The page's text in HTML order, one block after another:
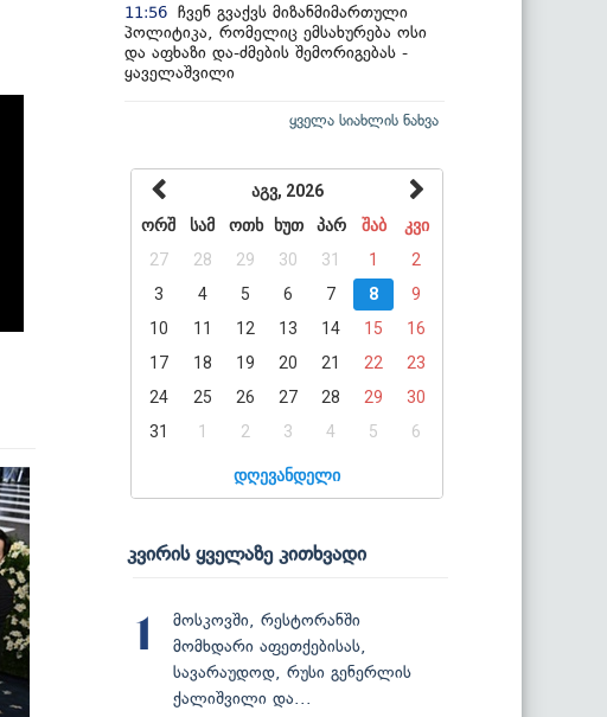
11:56 ჩვენ გვაქვს მიზანმიმართული
პოლიტიკა, რომელიც ემსახურება ოსი
და აფხაზი და-ძმების შემორიგებას -
ყაველაშვილი
ყველა სიახლის ნახვა
აგვ, 2026
ორშ
სამ ოთხ ხუთ პარ შაბ
კვი
27
28 29 30 31 1
2
3
4 5 6 7 8
9
10
11 12 13 14 15
16
17
18 19 20 21 22
23
24
25 26 27 28 29
30
31
1 2 3 4 5 6
დღევანდელი
კვირის ყველაზე კითხვადი
1
მოსკოვში, რესტორანში
მომხდარი აფეთქებისას,
სავარაუდოდ, რუსი გენერლის
ქალიშვილი და...